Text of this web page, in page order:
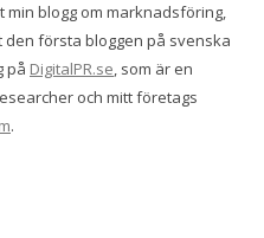
min blogg om marknadsföring,
den första bloggen på svenska
på DigitalPR.se, som är en
och mitt företags
.